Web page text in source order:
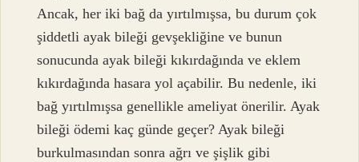
Ancak, her iki bağ da yırtılmışsa, bu durum çok
şiddetli ayak bileği gevşekliğine ve bunun
sonucunda ayak bileği kıkırdağında ve eklem
kıkırdağında hasara yol açabilir. Bu nedenle, iki
bağ yırtılmışsa genellikle ameliyat önerilir. Ayak
bileği ödemi kaç günde geçer? Ayak bileği
burkulmasından sonra ağrı ve şişlik gibi